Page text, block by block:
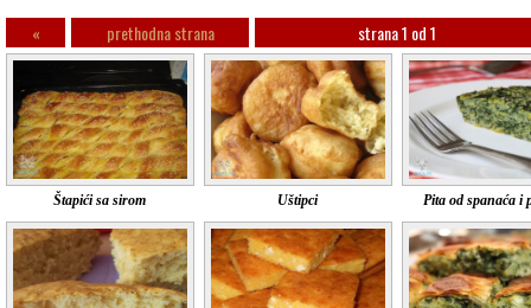
« prethodna strana strana 1 od 1
Štapići sa sirom Uštipci Pita od spanaća i